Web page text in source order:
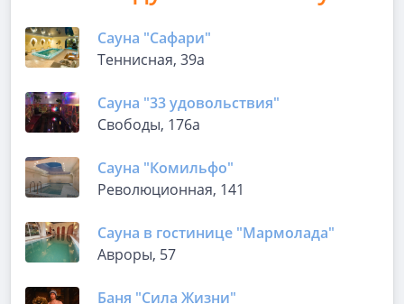
Сауна "Сафари"
Теннисная, 39а
Сауна "33 удовольствия"
Свободы, 176а
Сауна "Комильфо"
Революционная, 141
Сауна в гостинице "Мармолада"
Авроры, 57
Баня "Сила Жизни"